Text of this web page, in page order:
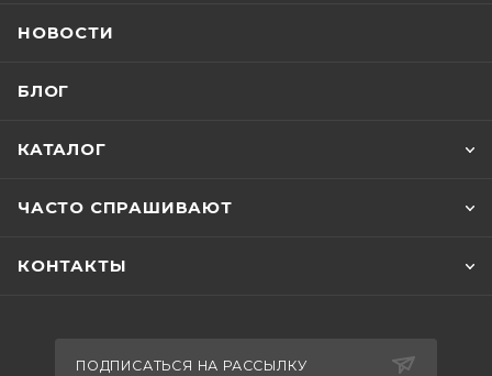
НОВОСТИ
БЛОГ
КАТАЛОГ
ЧАСТО СПРАШИВАЮТ
КОНТАКТЫ
ПОДПИСАТЬСЯ НА РАССЫЛКУ